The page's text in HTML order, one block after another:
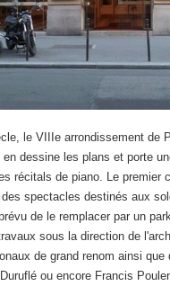
le VIIIe arrondissement de
dessine les plans et porte
récitals de piano. Le premier
spectacles destinés aux
de le remplacer par un
sous la direction de
de grand renom ainsi
ou encore Francis